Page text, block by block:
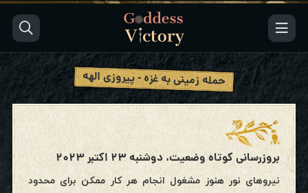
حمله زمینی به غزه - پیروزی الهه
بروزرسانی کوتاه وضعیت، دوشنبه ۲۳ اکتبر ۲۰۲۳
نیروهای نور هنوز مشغول انجام هر کار ممکن برای محدود